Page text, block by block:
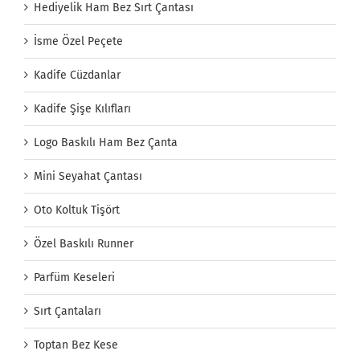
Hediyelik Ham Bez Sırt Çantası
İsme Özel Peçete
Kadife Cüzdanlar
Kadife Şişe Kılıfları
Logo Baskılı Ham Bez Çanta
Mini Seyahat Çantası
Oto Koltuk Tişört
Özel Baskılı Runner
Parfüm Keseleri
Sırt Çantaları
Toptan Bez Kese